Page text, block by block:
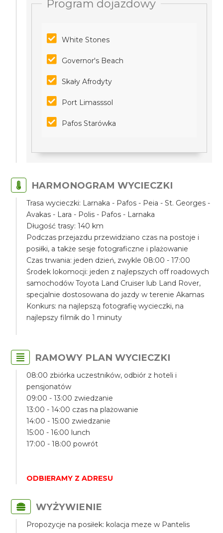
Program dojazdowy
White Stones
Governor's Beach
Skały Afrodyty
Port Limasssol
Pafos Starówka
HARMONOGRAM WYCIECZKI
Trasa wycieczki: Larnaka - Pafos - Peia - St. Georges -
Avakas - Lara - Polis - Pafos - Larnaka
Długość trasy: 140 km
Podczas przejazdu przewidziano czas na postoje i
posiłki, a także sesje fotograficzne i plażowanie
Czas trwania: jeden dzień, zwykle 08:00 - 17:00
Środek lokomocji: jeden z najlepszych off roadowych
samochodów Toyota Land Cruiser lub Land Rover,
specjalnie dostosowana do jazdy w terenie Akamas
Konkurs: na najlepszą fotografię wycieczki, na
najlepszy filmik do 1 minuty
RAMOWY PLAN WYCIECZKI
08:00 zbiórka uczestników, odbiór z hoteli i
pensjonatów
09:00 - 13:00 zwiedzanie
13:00 - 14:00 czas na plażowanie
14:00 - 15:00 zwiedzanie
15:00 - 16:00 lunch
17:00 - 18:00 powrót
ODBIERAMY Z ADRESU
WYŻYWIENIE
Propozycje na posiłek: kolacja meze w Pantelis